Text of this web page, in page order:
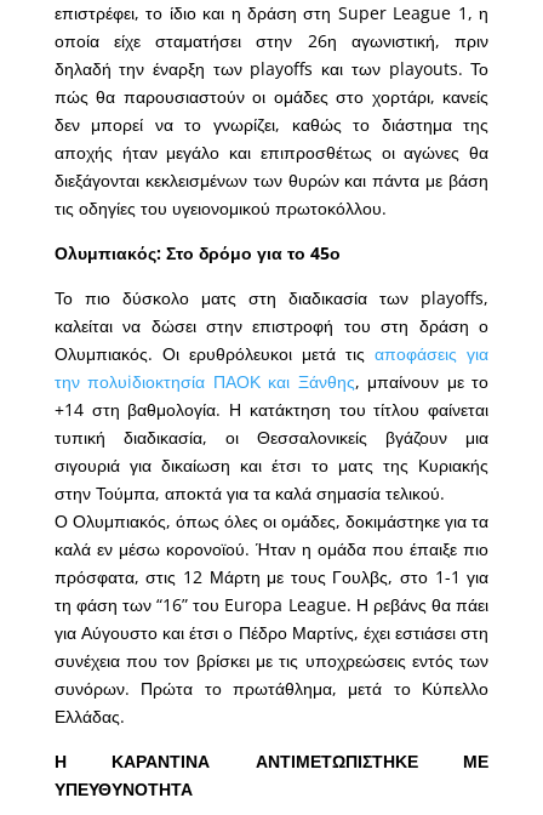
επιστρέφει, το ίδιο και η δράση στη Super League 1, η
οποία είχε σταματήσει στην 26η αγωνιστική, πριν
δηλαδή την έναρξη των playoffs και των playouts. Το
πώς θα παρουσιαστούν οι ομάδες στο χορτάρι, κανείς
δεν μπορεί να το γνωρίζει, καθώς το διάστημα της
αποχής ήταν μεγάλο και επιπροσθέτως οι αγώνες θα
διεξάγονται κεκλεισμένων των θυρών και πάντα με βάση
τις οδηγίες του υγειονομικού πρωτοκόλλου.
Ολυμπιακός: Στο δρόμο για το 45ο
Το πιο δύσκολο ματς στη διαδικασία των playoffs,
καλείται να δώσει στην επιστροφή του στη δράση ο
Ολυμπιακός. Οι ερυθρόλευκοι μετά τις αποφάσεις για
την πολυiδιοκτησία ΠΑΟΚ και Ξάνθης, μπαίνουν με το
+14 στη βαθμολογία. Η κατάκτηση του τίτλου φαίνεται
τυπική διαδικασία, οι Θεσσαλονικείς βγάζουν μια
σιγουριά για δικαίωση και έτσι το ματς της Κυριακής
στην Τούμπα, αποκτά για τα καλά σημασία τελικού.
Ο Ολυμπιακός, όπως όλες οι ομάδες, δοκιμάστηκε για τα
καλά εν μέσω κορονοϊού. Ήταν η ομάδα που έπαιξε πιο
πρόσφατα, στις 12 Μάρτη με τους Γουλβς, στο 1-1 για
τη φάση των “16” του Europa League. Η ρεβάνς θα πάει
για Αύγουστο και έτσι ο Πέδρο Μαρτίνς, έχει εστιάσει στη
συνέχεια που τον βρίσκει με τις υποχρεώσεις εντός των
συνόρων. Πρώτα το πρωτάθλημα, μετά το Κύπελλο
Ελλάδας.
Η ΚΑΡΑΝΤΙΝΑ ΑΝΤΙΜΕΤΩΠΙΣΤΗΚΕ ΜΕ
ΥΠΕΥΘΥΝΟΤΗΤΑ